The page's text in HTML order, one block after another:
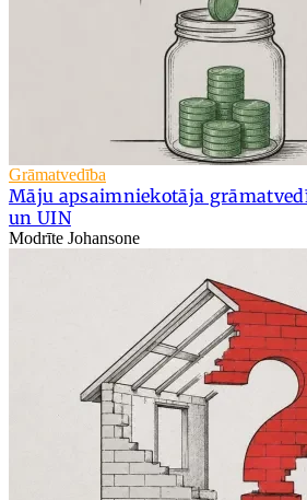
Grāmatvedība
Māju apsaimniekotāja
un UIN
Modrīte Johansone